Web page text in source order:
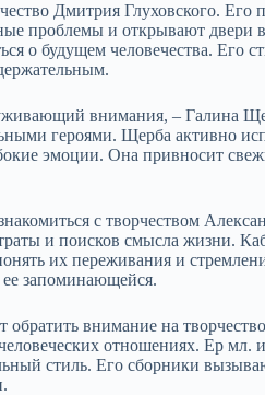
Дмитрия Глуховского. Его
проблемы и открывают двери
о будущем человечества. Его
внимания, – Галина
героями. Щерба активно
эмоции. Она привносит
с творчеством
и поисков смысла жизни.
их переживания и
запоминающейся.
обратить внимание на
отношениях. Ер мл.
стиль. Его сборники